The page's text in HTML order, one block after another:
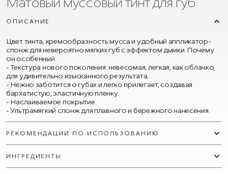
ОПИСАНИЕ
Цвет тинта, кремообразность мусса и удобный аппликатор-
спонж для невероятно мягких губ с эффектом дымки. Почему
он особенный:
Текстура нового поколения: невесомая, легкая, как облачко,
для удивительно изысканного результата.
Нежно заботится о губах и легко прилегает, создавая
бархатистую, эластичную пленку.
Наслаиваемое покрытие.
Ультрамягкий спонж для плавного и бережного нанесения.
РЕКОМЕНДАЦИИ ПО ИСПОЛЬЗОВАНИЮ
ИНГРЕДИЕНТЫ